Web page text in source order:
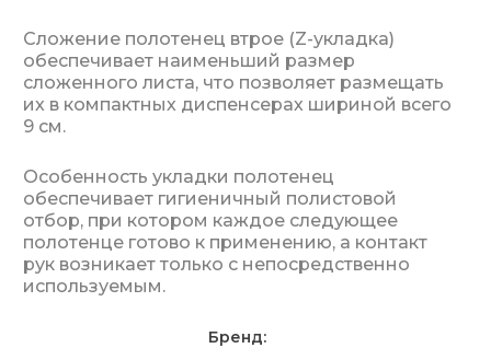
Сложение полотенец втрое (Z-укладка)
обеспечивает наименьший размер
сложенного листа, что позволяет размещать
их в компактных диспенсерах шириной всего
9 см.
Особенность укладки полотенец
обеспечивает гигиеничный полистовой
отбор, при котором каждое следующее
полотенце готово к применению, а контакт
рук возникает только с непосредственно
используемым.
Бренд